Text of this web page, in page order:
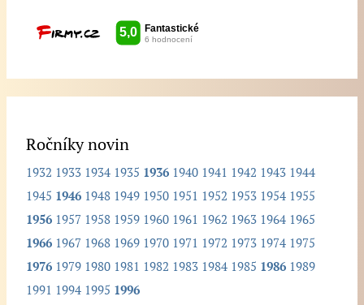
Ročníky novin
1932 1933 1934 1935 1936 1940 1941 1942 1943 1944
1945 1946 1948 1949 1950 1951 1952 1953 1954 1955
1956 1957 1958 1959 1960 1961 1962 1963 1964 1965
1966 1967 1968 1969 1970 1971 1972 1973 1974 1975
1976 1979 1980 1981 1982 1983 1984 1985 1986 1989
1991 1994 1995 1996